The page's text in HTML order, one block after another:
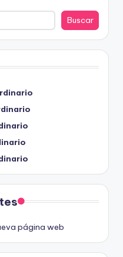
Buscar
página web